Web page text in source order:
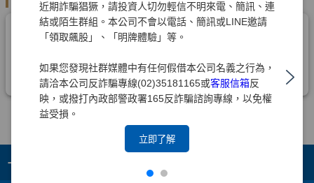
近期詐騙猖獗，請投資人切勿輕信不明來電、簡訊、連
結或陌生群組。本公司不會以電話、簡訊或LINE邀請
「領取飆股」、「明牌體驗」等。
如果您發現社群媒體中有任何假借本公司名義之行為，
請洽本公司反詐騙專線(02)35181165或客服信箱反
映，或撥打內政部警政署165反詐騙諮詢專線，以免權
益受損。
立即了解
+